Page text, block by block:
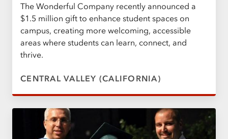
The Wonderful Company recently announced a
$1.5 million gift to enhance student spaces on
campus, creating more welcoming, accessible
areas where students can learn, connect, and
thrive.
CENTRAL VALLEY (CALIFORNIA)